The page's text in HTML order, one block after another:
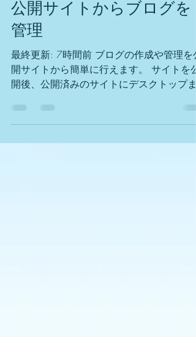
2018年2月20日
読了時間: 1分
公開サイトからブログを
管理
最終更新: 7時間前 ブログの作成や管理を公
はモバイルからアクセスし、Wix アカウン
ト情報を利用してログインしてください。